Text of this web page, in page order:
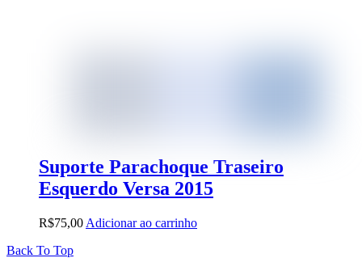
Suporte Parachoque Traseiro
Esquerdo Versa 2015
R$75,00 Adicionar ao carrinho
Back To Top